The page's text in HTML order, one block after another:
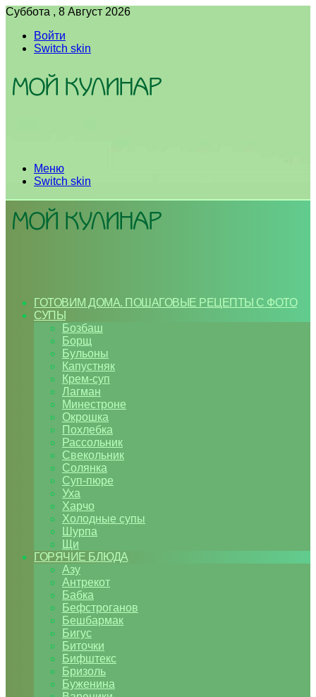
Суббота , 8 Август 2026
Войти
Switch skin
Меню
Switch skin
ГОТОВИМ ДОМА. ПОШАГОВЫЕ РЕЦЕПТЫ С ФОТО
СУПЫ
Бозбаш
Борщ
Бульоны
Капустняк
Крем-суп
Лагман
Минестроне
Окрошка
Похлебка
Рассольник
Свекольник
Солянка
Суп-пюре
Уха
Харчо
Холодные супы
Шурпа
Щи
ГОРЯЧИЕ БЛЮДА
Азу
Антрекот
Бабка
Бефстроганов
Бешбармак
Бигус
Биточки
Бифштекс
Бризоль
Буженина